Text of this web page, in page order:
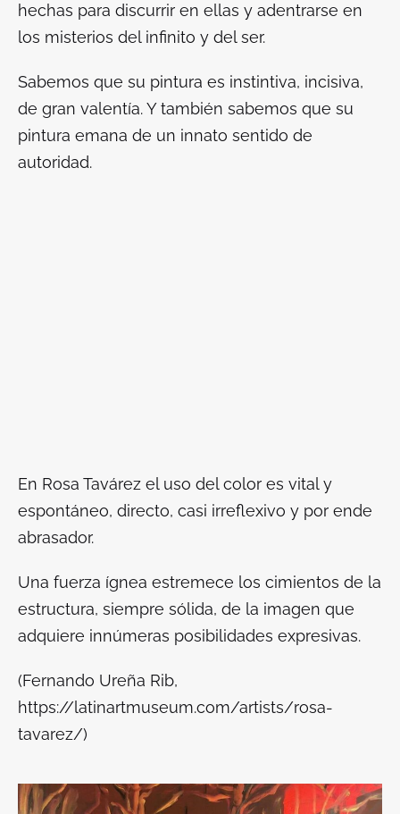
hechas para discurrir en ellas y adentrarse en
los misterios del infinito y del ser.
Sabemos que su pintura es instintiva, incisiva,
de gran valentía. Y también sabemos que su
pintura emana de un innato sentido de
autoridad.
En Rosa Tavárez el uso del color es vital y
espontáneo, directo, casi irreflexivo y por ende
abrasador.
Una fuerza ígnea estremece los cimientos de la
estructura, siempre sólida, de la imagen que
adquiere innúmeras posibilidades expresivas.
(Fernando Ureña Rib,
https://latinartmuseum.com/artists/rosa-
tavarez/)